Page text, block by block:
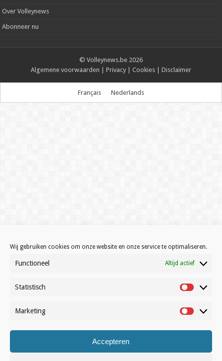
Wij gebruiken cookies om onze website en onze service te optimaliseren.
Functioneel Altijd actief
Statistisch Statistisch
Marketing
Accepteren
Over Volleynews
Abonneer nu
© Volleynews.be 2026
Algemene voorwaarden
Privacy Cookies Disclaimer
Français Nederlands